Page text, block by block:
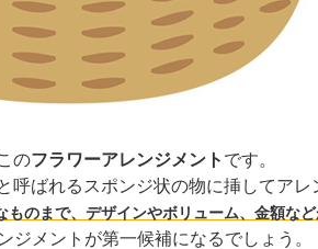
のフラワーアレンジメント です。
ばれるスポンジ状の物に挿してアレ
のまで、デザインやボリューム、金額な
メントが第一候補になるでしょう。